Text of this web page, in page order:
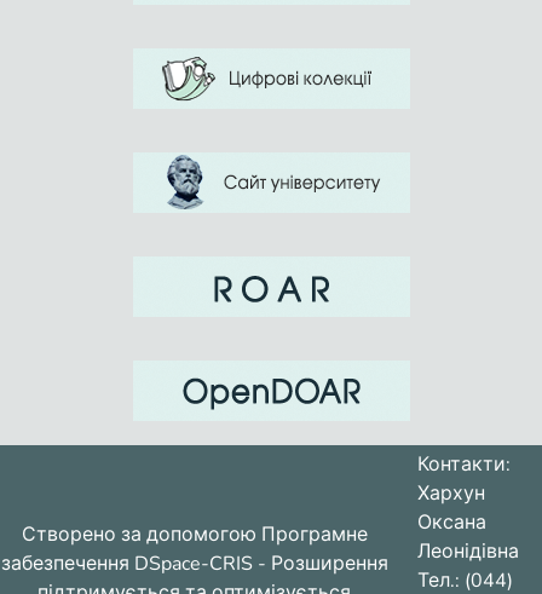
Створено за допомогою Програмне
забезпечення DSpace-CRIS - Розширення
Контакти:
Хархун
Оксана
Леонідівна
Тел.: (044)